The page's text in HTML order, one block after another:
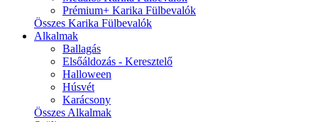
Prémium+ Karika Fülbevalók
Összes Karika Fülbevalók
Alkalmak
Ballagás
Elsőáldozás - Keresztelő
Halloween
Húsvét
Karácsony
Összes Alkalmak